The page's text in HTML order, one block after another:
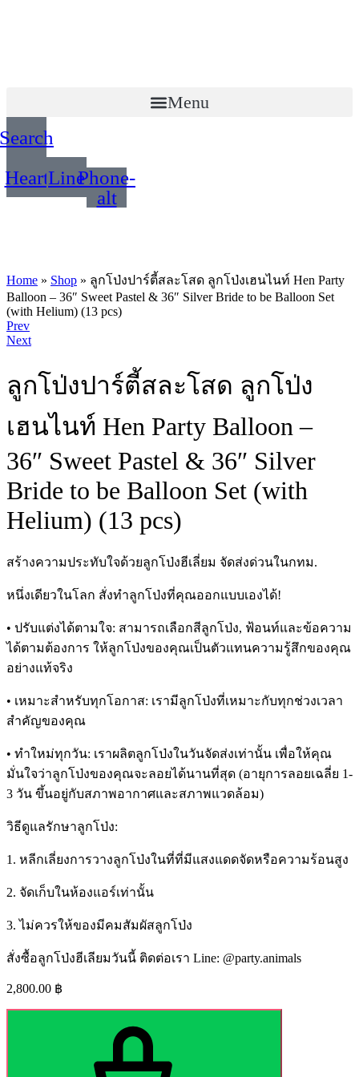
Menu
Search
HeartLinePhone-
alt
Home » Shop » ลูกโป่งปาร์ตี้สละโสด ลูกโป่งเฮนไนท์ Hen Party
Balloon – 36″ Sweet Pastel & 36″ Silver Bride to be Balloon Set
(with Helium) (13 pcs)
Product
navigation
Prev
Next
ลูกโป่งปาร์ตี้สละโสด ลูกโป่ง
เฮนไนท์ Hen Party Balloon –
36″ Sweet Pastel & 36″ Silver
Bride to be Balloon Set (with
Helium) (13 pcs)
สร้างความประทับใจด้วยลูกโป่งฮีเลี่ยม จัดส่งด่วนในกทม.
หนึ่งเดียวในโลก สั่งทำลูกโป่งที่คุณออกแบบเองได้!
• ปรับแต่งได้ตามใจ: สามารถเลือกสีลูกโป่ง, ฟ้อนท์และข้อความ
ได้ตามต้องการ ให้ลูกโป่งของคุณเป็นตัวแทนความรู้สึกของคุณ
อย่างแท้จริง
• เหมาะสำหรับทุกโอกาส: เรามีลูกโป่งที่เหมาะกับทุกช่วงเวลา
สำคัญของคุณ
• ทำใหม่ทุกวัน: เราผลิตลูกโป่งในวันจัดส่งเท่านั้น เพื่อให้คุณ
มั่นใจว่าลูกโป่งของคุณจะลอยได้นานที่สุด (อายุการลอยเฉลี่ย 1-
3 วัน ขึ้นอยู่กับสภาพอากาศและสภาพแวดล้อม)
วิธีดูแลรักษาลูกโป่ง:
1. หลีกเลี่ยงการวางลูกโป่งในที่ที่มีแสงแดดจัดหรือความร้อนสูง
2. จัดเก็บในห้องแอร์เท่านั้น
3. ไม่ควรให้ของมีคมสัมผัสลูกโป่ง
สั่งซื้อลูกโป่งฮีเลียมวันนี้ ติดต่อเรา Line: @party.animals
2,800.00 ฿